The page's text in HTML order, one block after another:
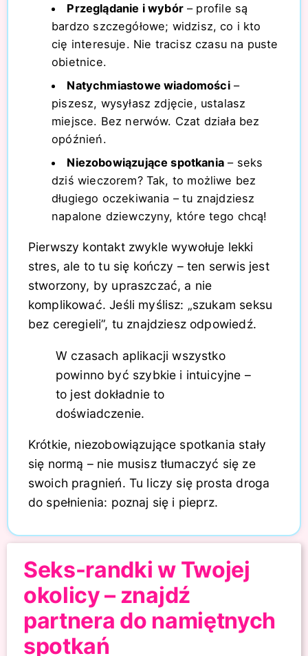
Przeglądanie i wybór– profile są
bardzo szczegółowe; widzisz, co i kto
cię interesuje. Nie tracisz czasu na puste
obietnice.
Natychmiastowe wiadomości–
piszesz, wysyłasz zdjęcie, ustalasz
miejsce. Bez nerwów. Czat działa bez
opóźnień.
Niezobowiązujące spotkania – seks
dziś wieczorem? Tak, to możliwe bez
długiego oczekiwania – tu znajdziesz
napalone dziewczyny, które tego chcą!
Pierwszy kontakt zwykle wywołuje lekki
stres, ale to tu się kończy – ten serwis jest
stworzony, by upraszczać, a nie
komplikować. Jeśli myślisz: „szukam seksu
bez ceregieli”, tu znajdziesz odpowiedź.
W czasach aplikacji wszystko
powinno być szybkie i intuicyjne –
to jest dokładnie to
doświadczenie.
Krótkie, niezobowiązujące spotkania stały
się normą – nie musisz tłumaczyć się ze
swoich pragnień. Tu liczy się prosta droga
do spełnienia: poznaj się i pieprz.
Seks-randki w Twojej
okolicy – znajdź
partnera do namiętnych
spotkań